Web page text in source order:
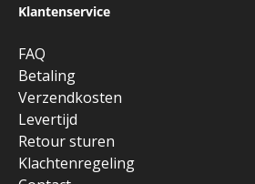
Klantenservice
FAQ
Betaling
Verzendkosten
Levertijd
Retour sturen
Klachtenregeling